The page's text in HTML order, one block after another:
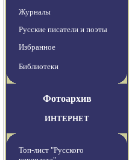
Журналы
Русские писатели и поэты
Избранное
Библиотеки
Фотоархив
ИНТЕРНЕТ
Топ-лист "Русского